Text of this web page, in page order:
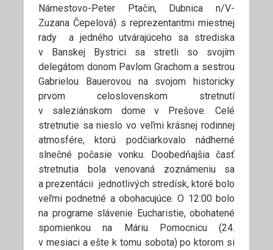
Námestovo-Peter Ptačin, Dubnica n/V-
Zuzana Čepelová) s reprezentantmi miestnej
rady a jedného utvárajúceho sa strediska
v Banskej Bystrici sa stretli so svojím
delegátom donom Pavlom Grachom a sestrou
Gabrielou Bauerovou na svojom historicky
prvom celoslovenskom stretnutí
v saleziánskom dome v Prešove. Celé
stretnutie sa nieslo vo veľmi krásnej rodinnej
atmosfére, ktorú podčiarkovalo nádherné
slnečné počasie vonku. Doobedňajšia časť
stretnutia bola venovaná zoznámeniu sa
a prezentácii jednotlivých stredísk, ktoré bolo
veľmi podnetné a obohacujúce. O 12:00 bolo
na programe slávenie Eucharistie, obohatené
spomienkou na Máriu Pomocnicu (24.
v mesiaci a ešte k tomu sobota) po ktorom si